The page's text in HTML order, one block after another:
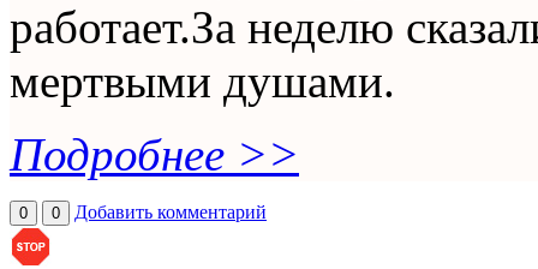
работает.За неделю
мертвыми душами.
Подробнее >>
0 0 Добавить комментарий